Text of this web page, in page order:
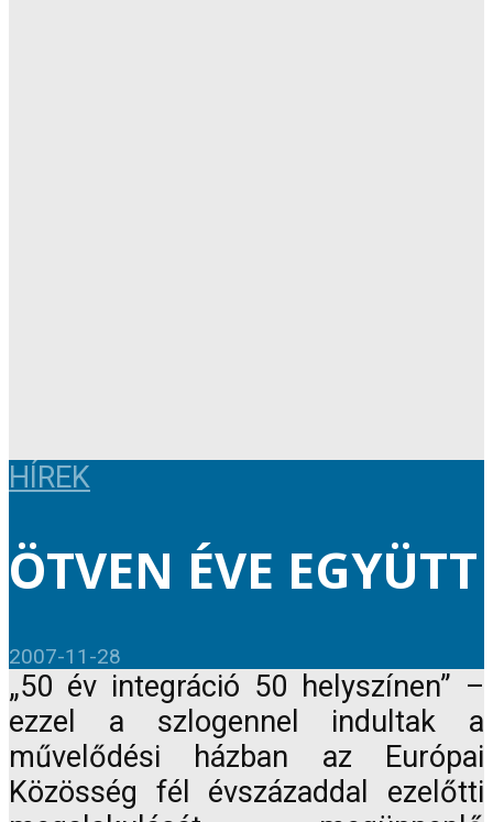
HÍREK
ÖTVEN ÉVE EGYÜTT
2007-11-28
„50 év integráció 50 helyszínen” –
ezzel a szlogennel indultak a
művelődési házban az Európai
Közösség fél évszázaddal ezelőtti